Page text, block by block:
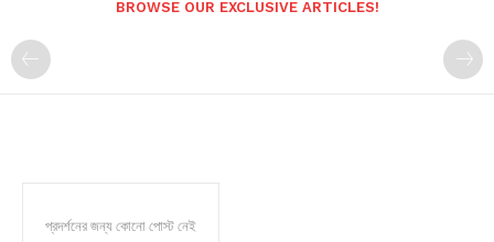
BROWSE OUR EXCLUSIVE ARTICLES!
প্রদর্শনের জন্য কোনো পোস্ট নেই